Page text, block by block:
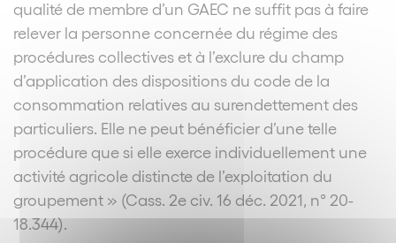
qualité de membre d’un GAEC ne suffit pas à faire
relever la personne concernée du régime des
procédures collectives et à l’exclure du champ
d’application des dispositions du code de la
consommation relatives au surendettement des
particuliers. Elle ne peut bénéficier d’une telle
procédure que si elle exerce individuellement une
activité agricole distincte de l’exploitation du
groupement » (Cass. 2e civ. 16 déc. 2021, n° 20-
18.344).